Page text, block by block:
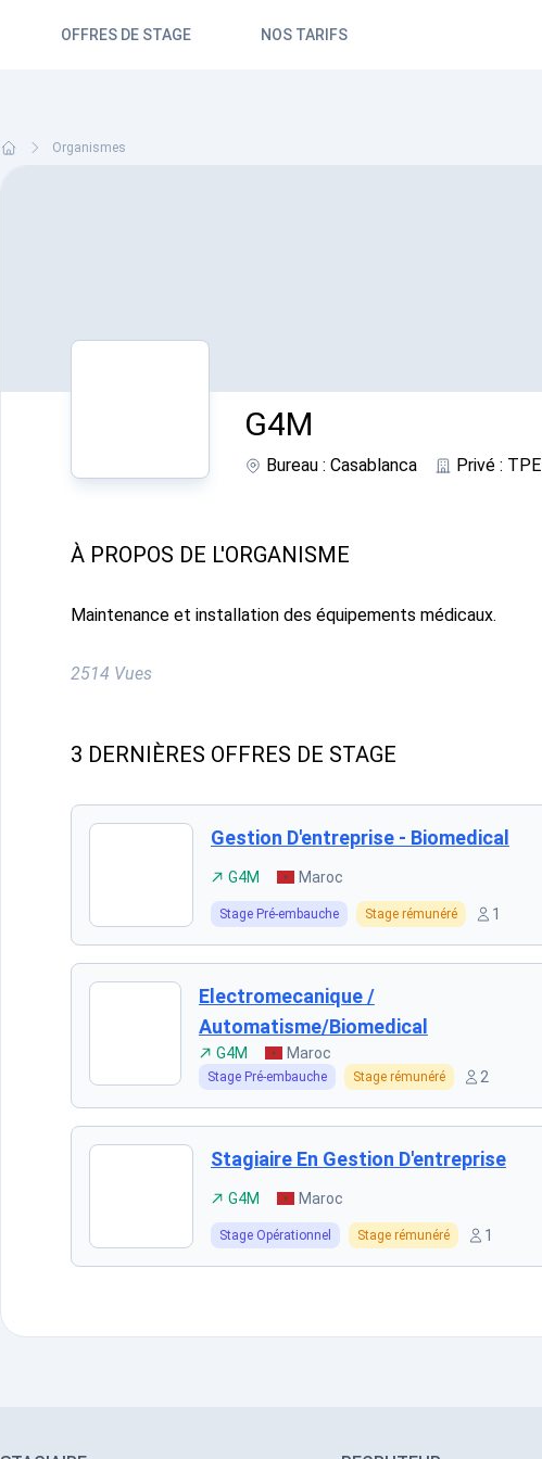
OFFRES DE STAGE NOS TARIFS
Organismes
G4M
Bureau : Casablanca Privé : TPE
À PROPOS DE L'ORGANISME
Maintenance et installation des équipements médicaux.
2514 Vues
3 DERNIÈRES OFFRES DE STAGE
Gestion D'entreprise - Biomedical
G4M Maroc
Stage Pré-embauche Stage rémunéré 1
Electromecanique /
Automatisme/biomedical
G4M Maroc
Stage Pré-embauche Stage rémunéré 2
Stagiaire En Gestion D'entreprise
G4M Maroc
Stage Opérationnel Stage rémunéré 1